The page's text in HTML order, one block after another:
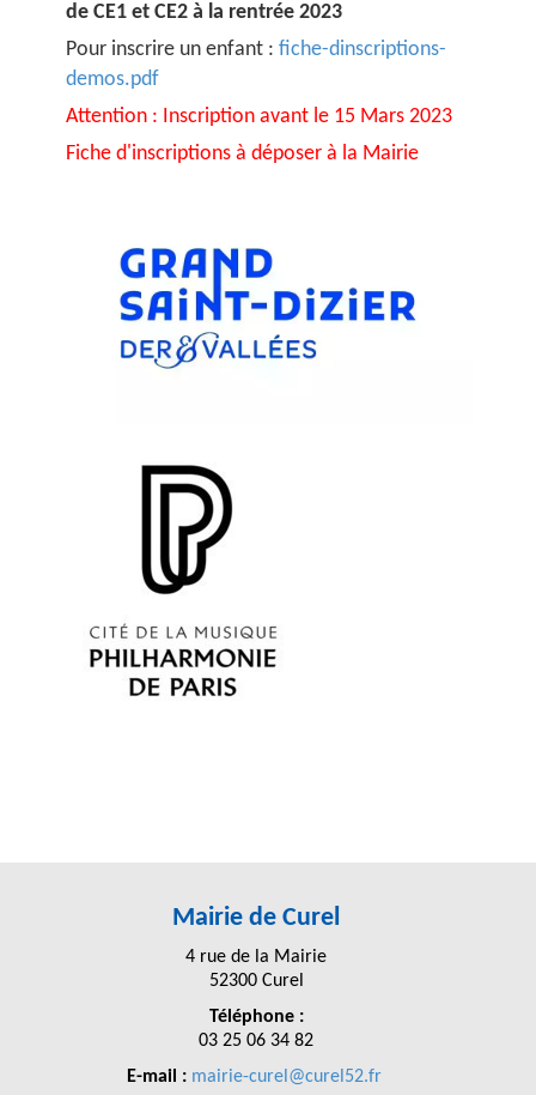
de CE1 et CE2 à la rentrée 2023
Pour inscrire un enfant :fiche-dinscriptions-
demos.pdf
Attention : Inscription avant le 15 Mars 2023
Fiche d'inscriptions à déposer à la Mairie
Mairie de Curel
4 rue de la Mairie
52300 Curel
Téléphone :
03 25 06 34 82
E-mail : mairie-curel@curel52.fr